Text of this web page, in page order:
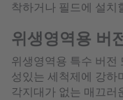
착하거나 필드에 설치
위생영역용 버
위생영역용 특수 버전
성있는 세척제에 강하
각지대가 없는 매끄러